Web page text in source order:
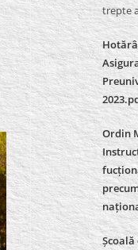
trepte
Ordin